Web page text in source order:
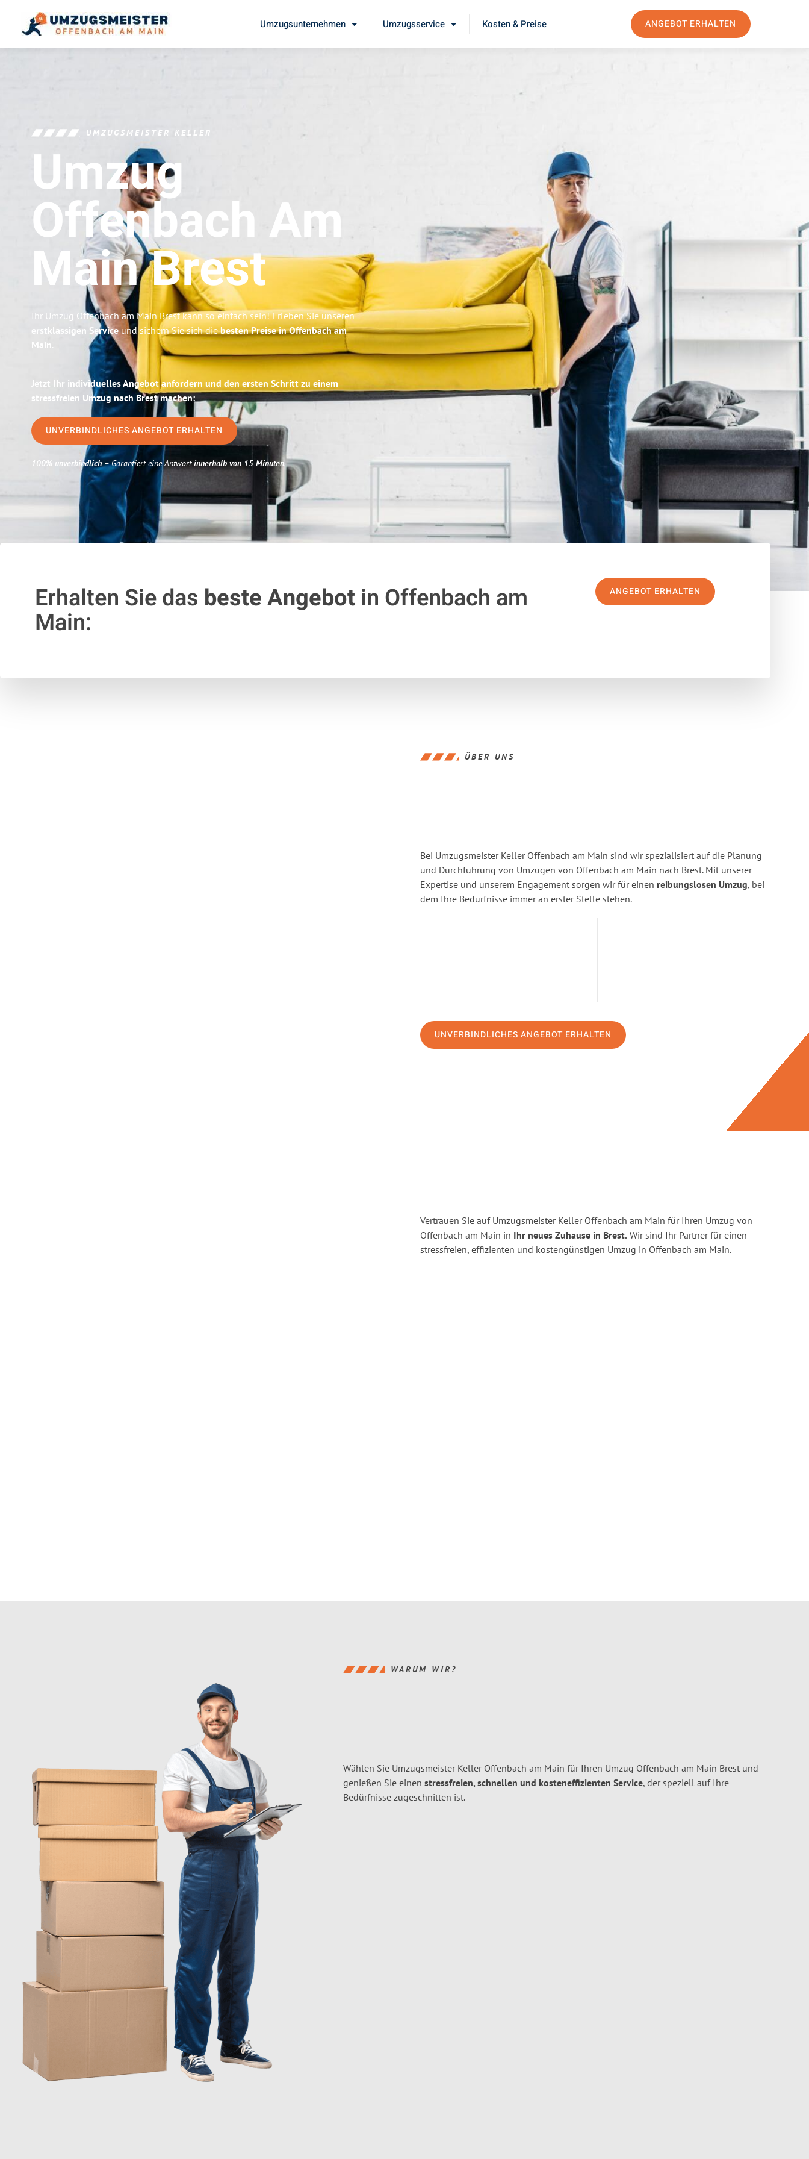
Umzugsunternehmen Umzugsservice Kosten & Preise ANGEBOT ERHALTEN
UMZUGSMEISTER KELLER
Umzug
Offenbach Am
MainBrest
Ihr Umzug Offenbach am Main Brest kann so einfach sein! Erleben Sie unseren
erstklassigen Serviceund sichern Sie sich diebesten Preise in Offenbach am
Main.
Jetzt Ihr individuelles Angebot anfordern und den ersten Schritt zu einem
stressfreien Umzug nach Brest machen:
UNVERBINDLICHES ANGEBOT ERHALTEN
100% unverbindlich– Garantiert eine Antwortinnerhalb von 15 Minuten.
Erhalten Sie das beste Angebotin Offenbach am
Main:
ANGEBOT ERHALTEN
ÜBER UNS
Bei Umzugsmeister Keller Offenbach am Main sind wir spezialisiert auf die Planung
und Durchführung von Umzügen von Offenbach am Main nach Brest. Mit unserer
Expertise und unserem Engagement sorgen wir für einen reibungslosen Umzug, bei
dem Ihre Bedürfnisse immer an erster Stelle stehen.
UNVERBINDLICHES ANGEBOT ERHALTEN
Vertrauen Sie auf Umzugsmeister Keller Offenbach am Main für Ihren Umzug von
Offenbach am Main in Ihr neues Zuhause in Brest. Wir sind Ihr Partner für einen
stressfreien, effizienten und kostengünstigen Umzug in Offenbach am Main.
WARUM WIR?
Wählen Sie Umzugsmeister Keller Offenbach am Main für Ihren Umzug Offenbach am Main Brest und
genießen Sie einen stressfreien, schnellen und kosteneffizienten Service, der speziell auf Ihre
Bedürfnisse zugeschnitten ist.